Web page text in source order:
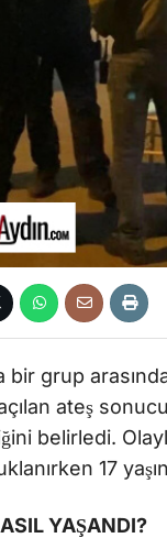
bir grup
ateş
belirledi.
17
YAŞANDI?